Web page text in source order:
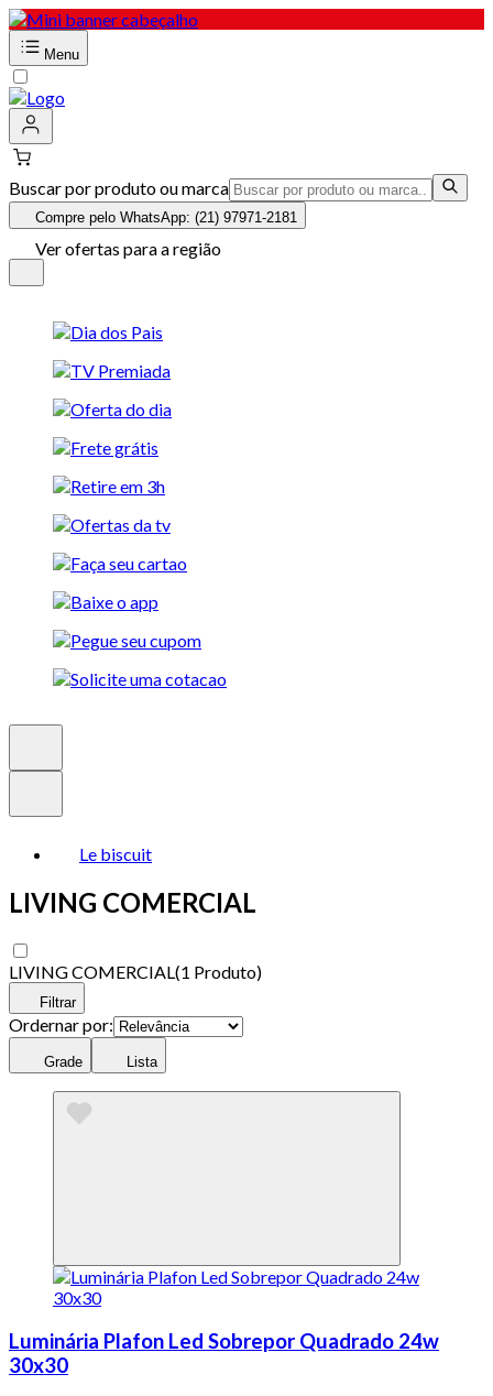
Menu
Buscar por produto ou marca
Compre pelo WhatsApp: (21) 97971-2181
Ver ofertas para a região
Le biscuit
LIVING COMERCIAL
LIVING COMERCIAL(1 Produto)
Filtrar
Ordernar por:
Grade Lista
Luminária Plafon Led Sobrepor Quadrado 24w
30x30